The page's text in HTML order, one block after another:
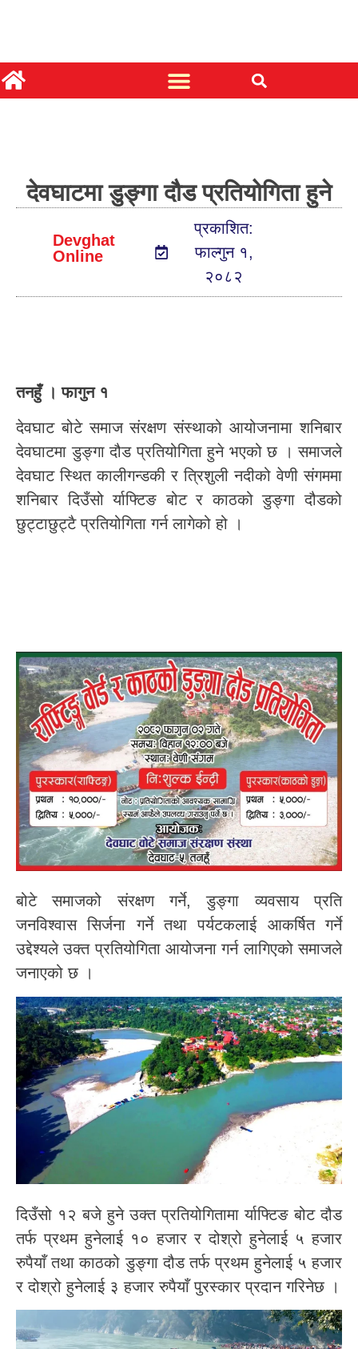
देवघाटमा डुङ्गा दौड प्रतियोगिता हुने
Devghat
Online
प्रकाशित:
फाल्गुन १,
२०८२
तनहुँ । फागुन १
देवघाट बोटे समाज संरक्षण संस्थाको आयोजनामा शनिबार
देवघाटमा डुङ्गा दौड प्रतियोगिता हुने भएको छ । समाजले
देवघाट स्थित कालीगन्डकी र त्रिशुली नदीको वेणी संगममा
शनिबार दिउँसो र्याफ्टिङ बोट र काठको डुङ्गा दौडको
छुट्टाछुट्टै प्रतियोगिता गर्न लागेको हो ।
बोटे समाजको संरक्षण गर्ने, डुङ्गा व्यवसाय प्रति
जनविश्वास सिर्जना गर्ने तथा पर्यटकलाई आकर्षित गर्ने
उद्देश्यले उक्त प्रतियोगिता आयोजना गर्न लागिएको समाजले
जनाएको छ ।
दिउँसो १२ बजे हुने उक्त प्रतियोगितामा र्याफ्टिङ बोट दौड
तर्फ प्रथम हुनेलाई १० हजार र दोश्रो हुनेलाई ५ हजार
रुपैयाँ तथा काठको डुङ्गा दौड तर्फ प्रथम हुनेलाई ५ हजार
र दोश्रो हुनेलाई ३ हजार रुपैयाँ पुरस्कार प्रदान गरिनेछ ।